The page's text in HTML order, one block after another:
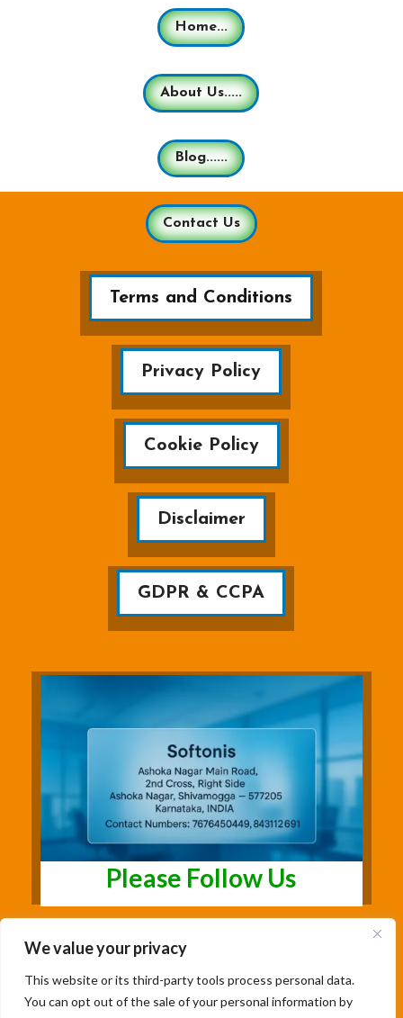
We value your privacy
This website or its third-party tools process personal data.
You can opt out of the sale of your personal information by
Home...
About Us.....
Blog......
Contact Us
Terms and Conditions
Privacy Policy
Cookie Policy
Disclaimer
GDPR & CCPA
Please Follow Us